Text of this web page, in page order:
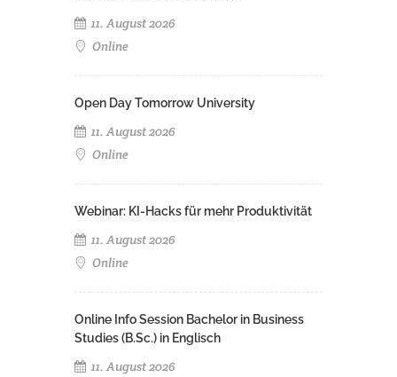
11. August 2026
Online
Open Day Tomorrow University
11. August 2026
Online
Webinar: KI-Hacks für mehr Produktivität
11. August 2026
Online
Online Info Session Bachelor in Business
Studies (B.Sc.) in Englisch
11. August 2026